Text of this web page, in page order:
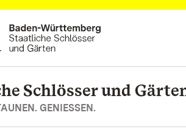
Schlösser und
GENIESSEN.